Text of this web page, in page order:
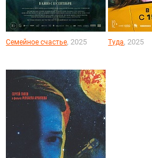
Семейное счастье, 2025 Туда, 2025